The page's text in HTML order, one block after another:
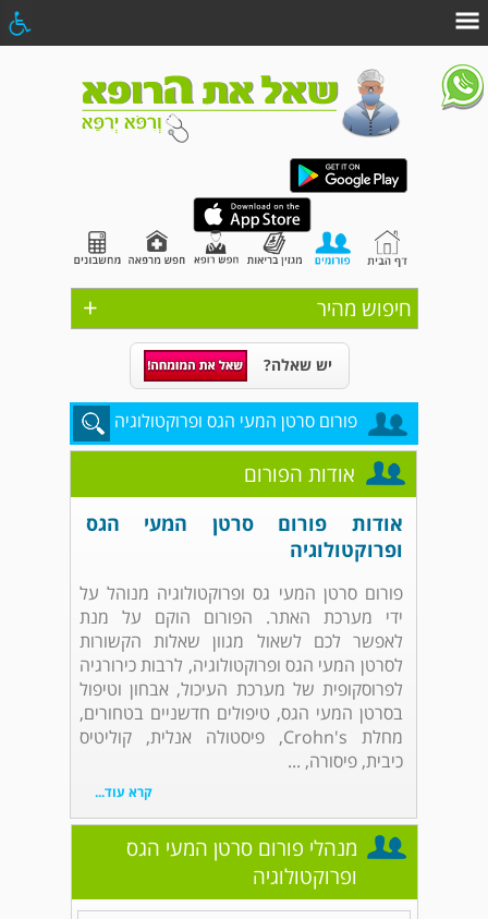
+ חיפוש מהיר
יש שאלה?
פורום סרטן המעי הגס ופרוקטולוגיה
אודות הפורום
אודות פורום סרטן המעי הגס
ופרוקטולוגיה
פורום סרטן המעי גס ופרוקטולוגיה מנוהל על
ידי מערכת האתר. הפורום הוקם על מנת
לאפשר לכם לשאול מגוון שאלות הקשורות
לסרטן המעי הגס ופרוקטולוגיה, לרבות כירורגיה
לפרוסקופית של מערכת העיכול, אבחון וטיפול
בסרטן המעי הגס, טיפולים חדשניים בטחורים,
מחלת Crohn's, פיסטולה אנלית, קוליטיס
כיבית, פיסורה, ...
קרא עוד...
מנהלי פורום סרטן המעי הגס
ופרוקטולוגיה